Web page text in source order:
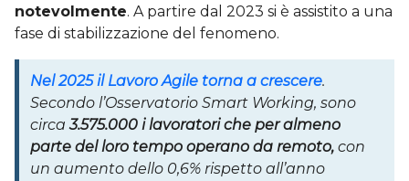
notevolmente. A partire dal 2023 si è assistito a una
fase di stabilizzazione del fenomeno.
Nel 2025 il Lavoro Agile torna a crescere.
Secondo l’Osservatorio Smart Working, sono
circa 3.575.000 i lavoratori che per almeno
parte del loro tempo operano da remoto, con
un aumento dello 0,6% rispetto all’anno